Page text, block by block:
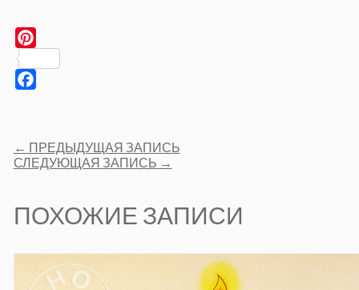
Post
navigation
← ПРЕДЫДУЩАЯ ЗАПИСЬ
СЛЕДУЮЩАЯ ЗАПИСЬ →
ПОХОЖИЕ ЗАПИСИ